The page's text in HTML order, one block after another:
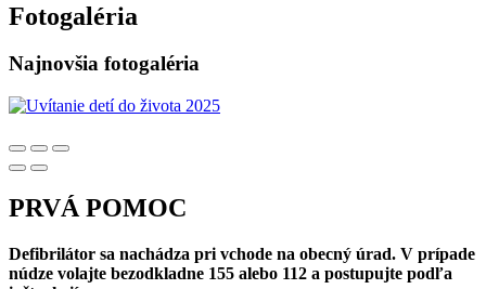
Fotogaléria
Najnovšia fotogaléria
PRVÁ POMOC
Defibrilátor sa nachádza pri vchode na obecný úrad. V prípade
núdze volajte bezodkladne 155 alebo 112 a postupujte podľa